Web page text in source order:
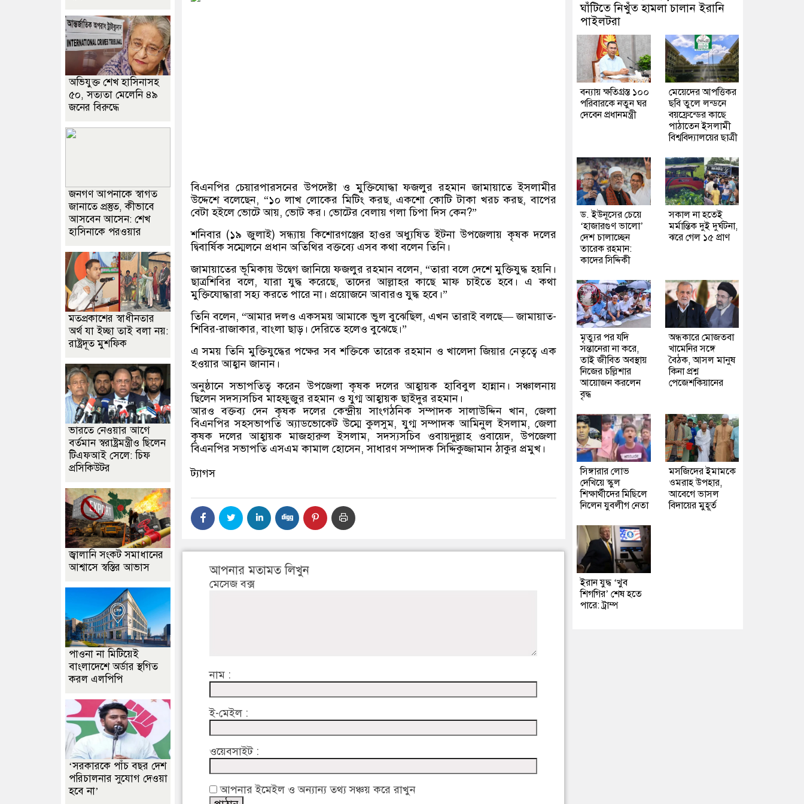
বিএনপির চেয়ারপারসনের উপদেষ্টা ও মুক্তিযোদ্ধা ফজলুর রহমান জামায়াতে ইসলামীর
উদ্দেশে বলেছেন, “১০ লাখ লোকের মিটিং করছ, একশো কোটি টাকা খরচ করছ, বাপের
বেটা হইলে ভোটে আয়, ভোট কর। ভোটের বেলায় গলা চিপা দিস কেন?”
শনিবার (১৯ জুলাই) সন্ধ্যায় কিশোরগঞ্জের হাওর অধ্যুষিত ইটনা উপজেলায় কৃষক দলের
দ্বিবার্ষিক সম্মেলনে প্রধান অতিথির বক্তব্যে এসব কথা বলেন তিনি।
জামায়াতের ভূমিকায় উদ্বেগ জানিয়ে ফজলুর রহমান বলেন, “তারা বলে দেশে মুক্তিযুদ্ধ হয়নি।
ছাত্রশিবির বলে, যারা যুদ্ধ করেছে, তাদের আল্লাহর কাছে মাফ চাইতে হবে। এ কথা
মুক্তিযোদ্ধারা সহ্য করতে পারে না। প্রয়োজনে আবারও যুদ্ধ হবে।”
তিনি বলেন, “আমার দলও একসময় আমাকে ভুল বুঝেছিল, এখন তারাই বলছে— জামায়াত-
শিবির-রাজাকার, বাংলা ছাড়। দেরিতে হলেও বুঝেছে।”
এ সময় তিনি মুক্তিযুদ্ধের পক্ষের সব শক্তিকে তারেক রহমান ও খালেদা জিয়ার নেতৃত্বে এক
হওয়ার আহ্বান জানান।
অনুষ্ঠানে সভাপতিত্ব করেন উপজেলা কৃষক দলের আহ্বায়ক হাবিবুল হান্নান। সঞ্চালনায়
ছিলেন সদস্যসচিব মাহফুজুর রহমান ও যুগ্ম আহ্বায়ক ছাইদুর রহমান।
আরও বক্তব্য দেন কৃষক দলের কেন্দ্রীয় সাংগঠনিক সম্পাদক সালাউদ্দিন খান, জেলা
বিএনপির সহসভাপতি অ্যাডভোকেট উম্মে কুলসুম, যুগ্ম সম্পাদক আমিনুল ইসলাম, জেলা
কৃষক দলের আহ্বায়ক মাজহারুল ইসলাম, সদস্যসচিব ওবায়দুল্লাহ ওবায়েদ, উপজেলা
বিএনপির সভাপতি এসএম কামাল হোসেন, সাধারণ সম্পাদক সিদ্দিকুজ্জামান ঠাকুর প্রমুখ।
ট্যাগস
আপনার মতামত লিখুন
মেসেজ বক্স
নাম :
ই-মেইল :
ওয়েবসাইট :
আপনার ইমেইল ও অন্যান্য তথ্য সঞ্চয় করে রাখুন
অভিযুক্ত শেখ হাসিনাসহ
৫০, সত্যতা মেলেনি ৪৯
জনের বিরুদ্ধে
জনগণ আপনাকে স্বাগত
জানাতে প্রস্তুত, কীভাবে
আসবেন আসেন: শেখ
হাসিনাকে পরওয়ার
মতপ্রকাশের স্বাধীনতার
অর্থ যা ইচ্ছা তাই বলা নয়:
রাষ্ট্রদূত মুশফিক
ভারতে নেওয়ার আগে
বর্তমান স্বরাষ্ট্রমন্ত্রীও ছিলেন
টিএফআই সেলে: চিফ
প্রসিকিউটর
জ্বালানি সংকট সমাধানের
আশ্বাসে স্বস্তির আভাস
পাওনা না মিটিয়েই
বাংলাদেশে অর্ডার স্থগিত
করল এলপিপি
‘সরকারকে পাঁচ বছর দেশ
পরিচালনার সুযোগ দেওয়া
হবে না’
ঘাঁটিতে নিখুঁত হামলা চালান ইরানি
পাইলটরা
বন্যায় ক্ষতিগ্রস্ত ১০০
পরিবারকে নতুন ঘর
দেবেন প্রধানমন্ত্রী
মেয়েদের আপত্তিকর
ছবি তুলে লন্ডনে
বয়ফ্রেন্ডের কাছে
পাঠাতেন ইসলামী
বিশ্ববিদ্যালয়ের ছাত্রী
ড. ইউনূসের চেয়ে
‘হাজারগুণ ভালো’
দেশ চালাচ্ছেন
তারেক রহমান:
কাদের সিদ্দিকী
সকাল না হতেই
মর্মান্তিক দুই দুর্ঘটনা,
ঝরে গেল ১৫ প্রাণ
মৃত্যুর পর যদি
সন্তানেরা না করে,
তাই জীবিত অবস্থায়
নিজের চল্লিশার
আয়োজন করলেন
বৃদ্ধ
অন্ধকারে মোজতবা
খামেনির সঙ্গে
বৈঠক, আসল মানুষ
কিনা প্রশ্ন
পেজেশকিয়ানের
সিঙ্গারার লোভ
দেখিয়ে স্কুল
শিক্ষার্থীদের মিছিলে
নিলেন যুবলীগ নেতা
মসজিদের ইমামকে
ওমরাহ উপহার,
আবেগে ভাসল
বিদায়ের মুহূর্ত
ইরান যুদ্ধ ‘খুব
শিগগির’ শেষ হতে
পারে: ট্রাম্প